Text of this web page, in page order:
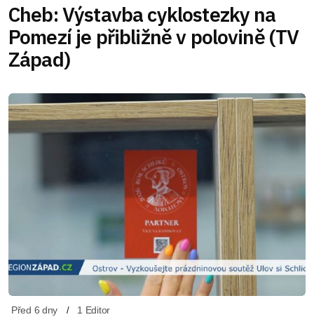
Cheb: Výstavba cyklostezky na
Pomezí je přibližně v polovině (TV
Západ)
Před 6 dny 1 Editor